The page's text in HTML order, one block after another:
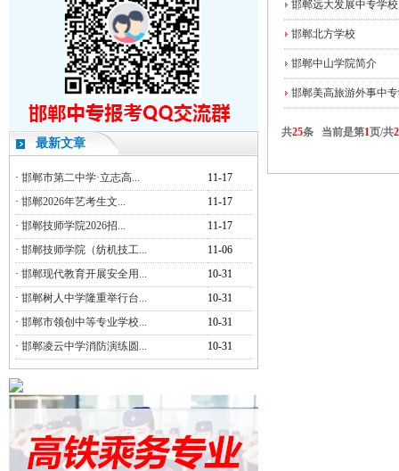
最新文章
· 邯郸市第二中学·立志高...
11-17
· 邯郸2026年艺考生文...
11-17
· 邯郸技师学院2026招...
11-17
· 邯郸技师学院（纺机技工...
11-06
· 邯郸现代教育开展安全用...
10-31
· 邯郸树人中学隆重举行台...
10-31
· 邯郸市领创中等专业学校...
10-31
· 邯郸凌云中学消防演练圆... 10-31
邯郸远大发展中专学校
邯郸北方学校
邯郸中山学院简介
邯郸美高旅游外事中
共25条 当前是第1页/共2